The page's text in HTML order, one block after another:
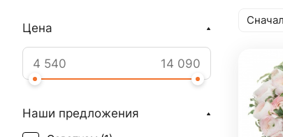
Цена
Наши предложения